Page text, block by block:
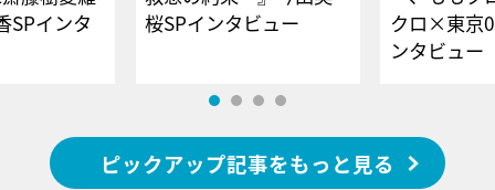
SPインタ
桜SPインタビュー
クロ×東京
ンタビュー
ピックアップ記事をもっと見る